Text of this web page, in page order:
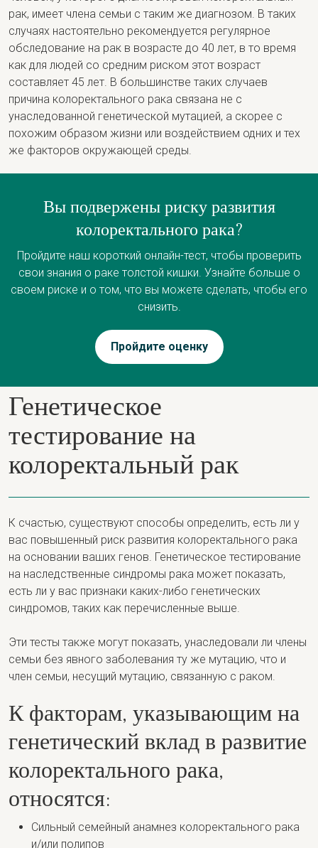
рак, имеет члена семьи с таким же диагнозом. В таких
случаях настоятельно рекомендуется регулярное
обследование на рак в возрасте до 40 лет, в то время
как для людей со средним риском этот возраст
составляет 45 лет. В большинстве таких случаев
причина колоректального рака связана не с
унаследованной генетической мутацией, а скорее с
похожим образом жизни или воздействием одних и тех
же факторов окружающей среды.
Вы подвержены риску развития
колоректального рака?
Пройдите наш короткий онлайн-тест, чтобы проверить
свои знания о раке толстой кишки. Узнайте больше о
своем риске и о том, что вы можете сделать, чтобы его
снизить.
Пройдите оценку
Генетическое
тестирование на
колоректальный рак
К счастью, существуют способы определить, есть ли у
вас повышенный риск развития колоректального рака
на основании ваших генов. Генетическое тестирование
на наследственные синдромы рака может показать,
есть ли у вас признаки каких-либо генетических
синдромов, таких как перечисленные выше.
Эти тесты также могут показать, унаследовали ли члены
семьи без явного заболевания ту же мутацию, что и
член семьи, несущий мутацию, связанную с раком.
К факторам, указывающим на
генетический вклад в развитие
колоректального рака,
относятся:
Сильный семейный анамнез колоректального рака
и/или полипов